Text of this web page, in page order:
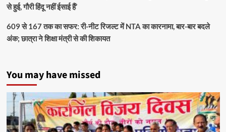
से हुई, गौरी हिंदू नहीं ईसाई हैं’
609 से 167 तक का सफर: री-नीट रिजल्ट में NTA का कारनामा, बार-बार बदले
अंक; छात्रा ने शिक्षा मंत्री से की शिकायत
You may have missed